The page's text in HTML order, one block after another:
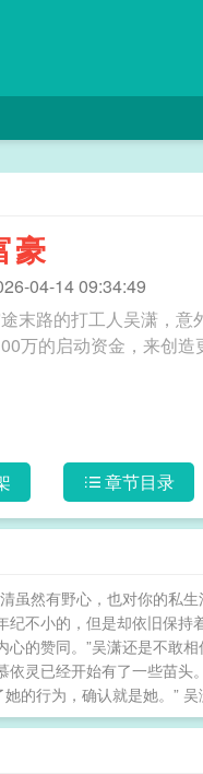
豪
04-14 09:34:49
末路的打工人吴潇，
启动资金，来创造更多
章节目录
虽然有野心，也对你的私
不小的，但是却依旧保
的赞同。”吴潇还是不敢
灵已经开始有了一些苗头
的行为，确认就是她。”